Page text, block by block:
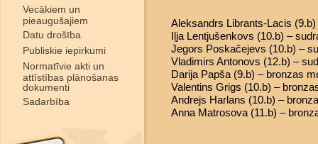
Vecākiem un
pieaugušajiem
Datu drošība
Publiskie iepirkumi
Normatīvie akti un
attīstības plānošanas
dokumenti
Sadarbība
Aleksandrs Librants-Lacis
Iļja Lentjušenkovs (10.b) –
Jegors Poskačejevs (10.b) –
Vladimirs Antonovs (12.b) –
Darija Papša (9.b) – bronzas
Valentins Grigs (10.b) –
Andrejs Harlans (10.b) –
Anna Matrosova (11.b) –